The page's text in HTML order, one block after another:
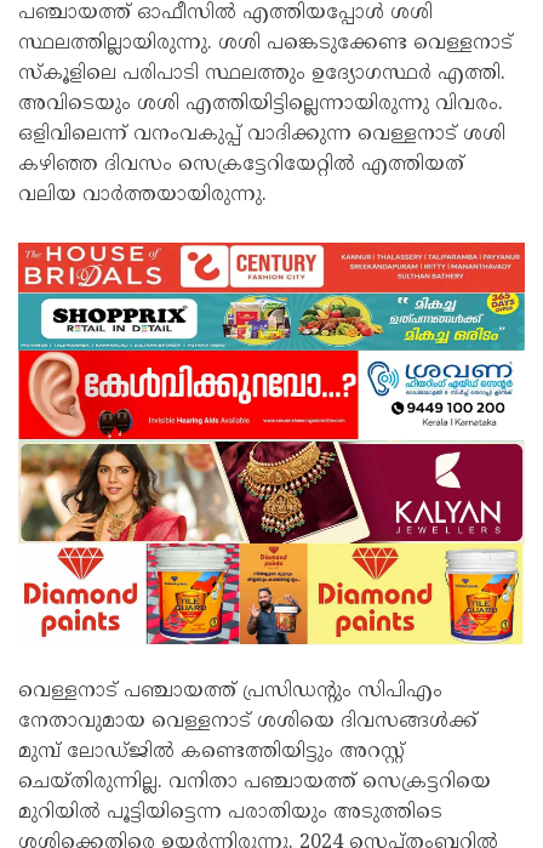
പഞ്ചായത്ത് ഓഫീസിൽ എത്തിയപ്പോൾ ശശി
സ്ഥലത്തില്ലായിരുന്നു. ശശി പങ്കെടുക്കേണ്ട വെള്ളനാട്
സ്കൂളിലെ പരിപാടി സ്ഥലത്തും ഉദ്യോഗസ്ഥർ എത്തി.
അവിടെയും ശശി എത്തിയിട്ടില്ലെന്നായിരുന്നു വിവരം.
ഒളിവിലെന്ന് വനംവകുപ്പ് വാദിക്കുന്ന വെള്ളനാട് ശശി
കഴിഞ്ഞ ദിവസം സെക്രട്ടേറിയേറ്റിൽ എത്തിയത്
വലിയ വാർത്തയായിരുന്നു.
വെള്ളനാട് പഞ്ചായത്ത് പ്രസിഡൻ്റും സിപിഎം
നേതാവുമായ വെള്ളനാട് ശശിയെ ദിവസങ്ങൾക്ക്
മുമ്പ് ലോഡ്ജിൽ കണ്ടെത്തിയിട്ടും അറസ്റ്റ്
ചെയ്തിരുന്നില്ല. വനിതാ പഞ്ചായത്ത് സെക്രട്ടറിയെ
മുറിയിൽ പൂട്ടിയിട്ടെന്ന പരാതിയും അടുത്തിടെ
ശശിക്കെതിരെ ഉയര്‍ന്നിരുന്നു. 2024 സെപ്തംബറിൽ